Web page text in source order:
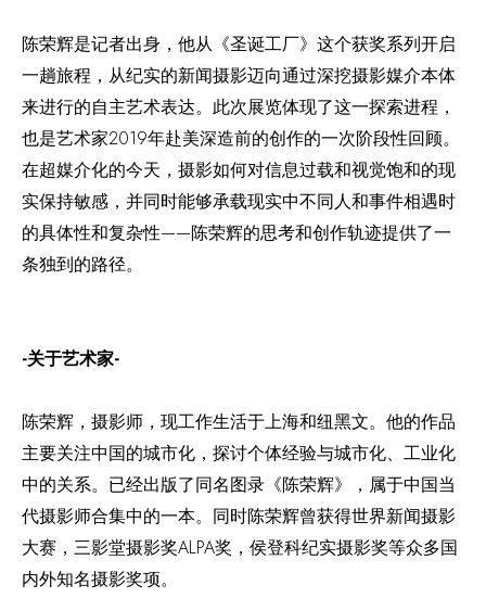
陈荣辉是记者出身，他从《圣诞工厂》这个获奖系列开启
一趟旅程，从纪实的新闻摄影迈向通过深挖摄影媒介本体
来进行的自主艺术表达。此次展览体现了这一探索进程，
也是艺术家2019年赴美深造前的创作的一次阶段性回顾。
在超媒介化的今天，摄影如何对信息过载和视觉饱和的现
实保持敏感，并同时能够承载现实中不同人和事件相遇时
的具体性和复杂性——陈荣辉的思考和创作轨迹提供了一
条独到的路径。
-关于艺术家-
陈荣辉，摄影师，现工作生活于上海和纽黑文。他的作品
主要关注中国的城市化，探讨个体经验与城市化、工业化
中的关系。已经出版了同名图录《陈荣辉》，属于中国当
代摄影师合集中的一本。同时陈荣辉曾获得世界新闻摄影
大赛，三影堂摄影奖ALPA奖，侯登科纪实摄影奖等众多国
内外知名摄影奖项。